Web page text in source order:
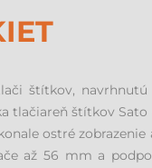
štítkov,
štítkov Sato
ostré
až 56 mm a